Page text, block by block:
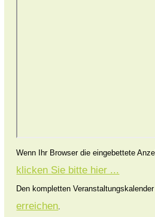
Wenn Ihr Browser die eingebettete
klicken Sie bitte hier ...
Den kompletten Veranstaltungskalender
erreichen.